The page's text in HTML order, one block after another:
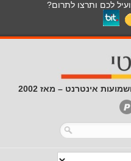
לכם ותרצו לתרום?
אינטרנט – מאז 2002